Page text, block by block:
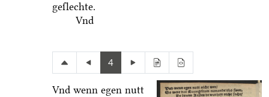
geſlechte.
Vnd
4
Vnd wenn egen nutt